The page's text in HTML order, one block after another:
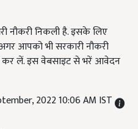
नौकरी निकली है. इसके लिए
आपको भी सरकारी नौकरी
कर लें. इस वेबसाइट से भरें आवेदन
2022 10:06 AM IST